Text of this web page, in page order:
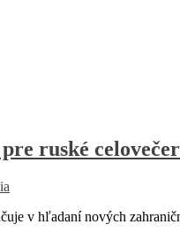
ruské
v hľadaní nových